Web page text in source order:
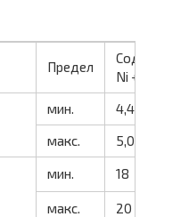
Предел
Ni + Co
мин.
4,4
макс.
5,0
мин. 18
макс. 20